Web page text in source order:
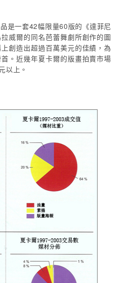
是一套42幅限量60版的《達菲尼
威爾的同名芭蕾舞劇所創作的圖
創造出超過百萬美元的佳績，為
。近幾年夏卡爾的版畫拍賣市場
以上。